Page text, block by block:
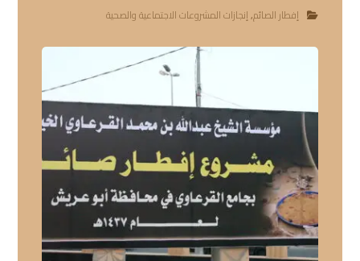
إفطار الصائم,إنجازات المشروعات الاجتماعية والصحية